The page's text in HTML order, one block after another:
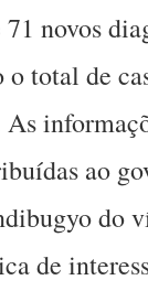
novos
total de
ao
do
de